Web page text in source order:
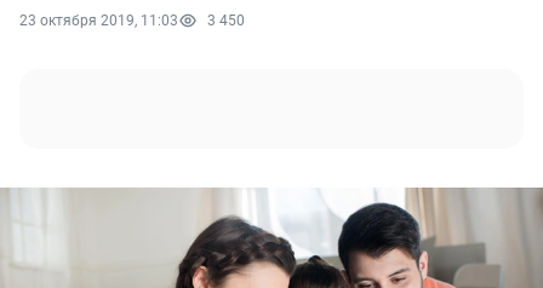
23 октября 2019, 11:03 3 450